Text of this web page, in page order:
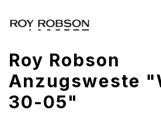
Roy Robson
Anzugsweste
30-05"